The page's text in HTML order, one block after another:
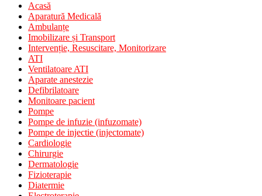
Acasă
Aparatură Medicală
Ambulanțe
Imobilizare și Transport
Intervenție, Resuscitare, Monitorizare
ATI
Ventilatoare ATI
Aparate anestezie
Defibrilatoare
Monitoare pacient
Pompe
Pompe de infuzie (infuzomate)
Pompe de injectie (injectomate)
Cardiologie
Chirurgie
Dermatologie
Fizioterapie
Diatermie